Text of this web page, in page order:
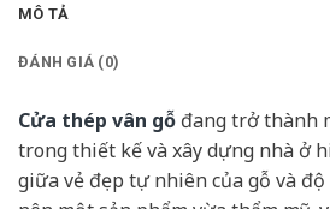
MÔ TẢ
ĐÁNH GIÁ (0)
Cửa thép vân gỗ đang trở thành
trong thiết kế và xây dựng nhà ở
giữa vẻ đẹp tự nhiên của gỗ và